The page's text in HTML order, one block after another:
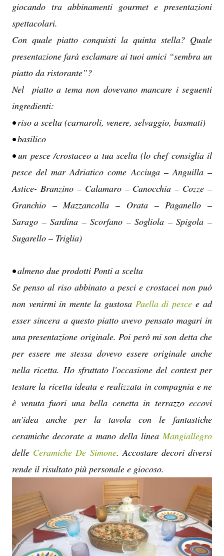
giocando tra abbinamenti gourmet e presentazioni
spettacolari.
Con quale piatto conquisti la quinta stella? Quale
presentazione farà esclamare ai tuoi amici “sembra un
piatto da ristorante”?
Nel piatto a tema non dovevano mancare i seguenti
ingredienti:
• riso a scelta (carnaroli, venere, selvaggio, basmati)
• basilico
• un pesce /crostaceo a tua scelta (lo chef consiglia il
pesce del mar Adriatico come Acciuga – Anguilla –
Astice- Branzino – Calamaro – Canocchia – Cozze –
Granchio – Mazzancolla – Orata – Paganello –
Sarago – Sardina – Scorfano – Sogliola – Spigola –
Sugarello – Triglia)
• almeno due prodotti Ponti a scelta
Se penso al riso abbinato a pesci e crostacei non può
non venirmi in mente la gustosa Paella di pescee ad
esser sincera a questo piatto avevo pensato magari in
una presentazione originale. Poi però mi son detta che
per essere me stessa dovevo essere originale anche
nella ricetta. Ho sfruttato l'occasione del contest per
testare la ricetta ideata e realizzata in compagnia e ne
è venuta fuori una bella cenetta in terrazzo eccovi
un'idea anche per la tavola con le fantastiche
ceramiche decorate a mano della lineaMangiallegro
delle Ceramiche De Simone. Accostare decori diversi
rende il risultato più personale e giocoso.